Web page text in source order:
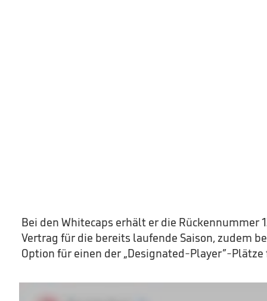
Bei den Whitecaps erhält er die Rückennummer
Vertrag für die bereits laufende Saison, zudem
Option für einen der „Designated-Player”-